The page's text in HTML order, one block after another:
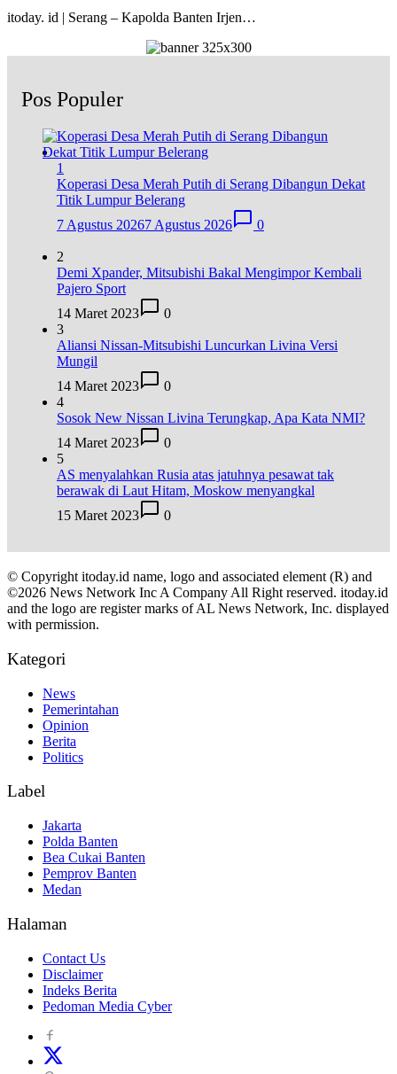
itoday. id | Serang – Kapolda Banten Irjen…
Pos Populer
1
Koperasi Desa Merah Putih di Serang Dibangun Dekat
Titik Lumpur Belerang
7 Agustus 20267 Agustus 2026 0
2
Demi Xpander, Mitsubishi Bakal Mengimpor Kembali
Pajero Sport
14 Maret 2023
0
3
Aliansi Nissan-Mitsubishi Luncurkan Livina Versi
Mungil
14 Maret 2023
0
4
Sosok New Nissan Livina Terungkap, Apa Kata NMI?
14 Maret 2023
0
5
AS menyalahkan Rusia atas jatuhnya pesawat tak
berawak di Laut Hitam, Moskow menyangkal
15 Maret 2023
0
© Copyright itoday.id name, logo and associated element (R) and
©2026 News Network Inc A Company All Right reserved. itoday.id
and the logo are register marks of AL News Network, Inc. displayed
with permission.
Kategori
News
Pemerintahan
Opinion
Berita
Politics
Label
Jakarta
Polda Banten
Bea Cukai Banten
Pemprov Banten
Medan
Halaman
Contact Us
Disclaimer
Indeks Berita
Pedoman Media Cyber